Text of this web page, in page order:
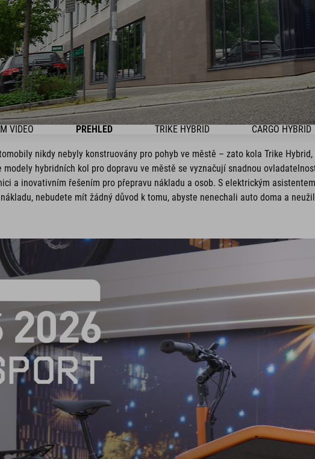
VIDEO PŘEHLED TRIKE HYBRID CARGO HYBRID
nikdy nebyly konstruovány pro pohyb ve městě – zato kola Trike
modely hybridních kol pro dopravu ve městě se vyznačují snadnou
a inovativním řešením pro přepravu nákladu a osob. S elektrickým
nákladu, nebudete mít žádný důvod k tomu, abyste nenechali auto doma a